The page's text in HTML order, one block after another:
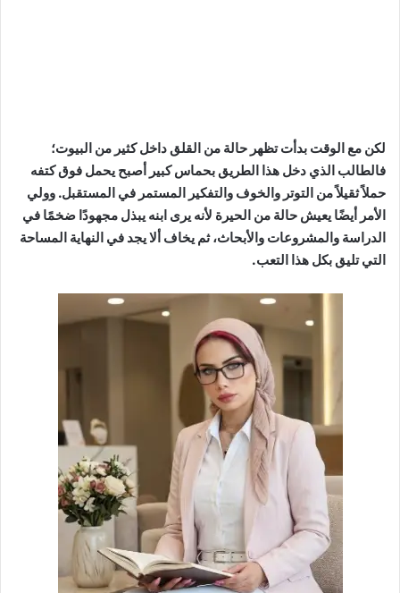
لكن مع الوقت بدأت تظهر حالة من القلق داخل كثير من البيوت؛
فالطالب الذي دخل هذا الطريق بحماس كبير أصبح يحمل فوق كتفه
حملاً ثقيلاً من التوتر والخوف والتفكير المستمر في المستقبل. وولي
الأمر أيضًا يعيش حالة من الحيرة لأنه يرى ابنه يبذل مجهودًا ضخمًا في
الدراسة والمشروعات والأبحاث، ثم يخاف ألا يجد في النهاية المساحة
التي تليق بكل هذا التعب.